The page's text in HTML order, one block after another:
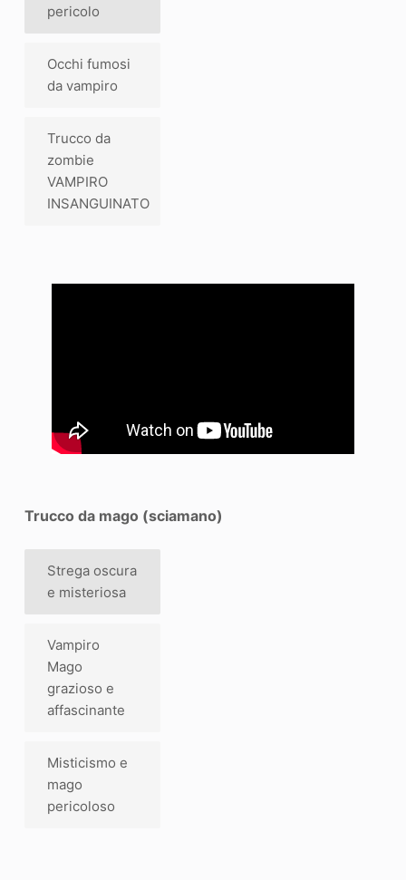
pericolo
Occhi fumosi
da vampiro
Trucco da
zombie
VAMPIRO
INSANGUINATO
Trucco da mago (sciamano)
Strega oscura
e misteriosa
Vampiro
Mago
grazioso e
affascinante
Misticismo e
mago
pericoloso